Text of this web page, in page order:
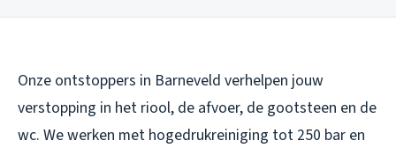
Onze ontstoppers in Barneveld verhelpen jouw
verstopping in het riool, de afvoer, de gootsteen en de
wc. We werken met hogedrukreiniging tot 250 bar en